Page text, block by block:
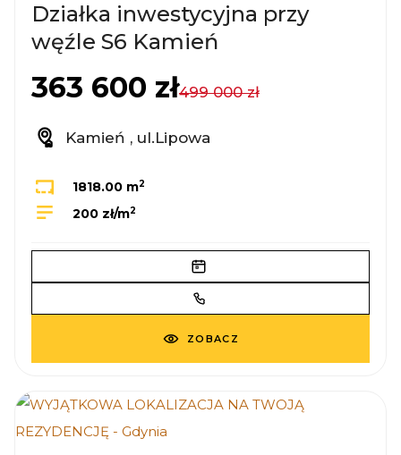
Działka inwestycyjna przy
węźle S6 Kamień
363 600 zł499 000 zł
Kamień , ul.Lipowa
1818.00 m2
200 zł/m2
ZOBACZ